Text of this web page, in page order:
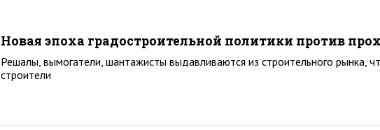
Новая эпоха градостроительной политики против
Решалы, вымогатели, шантажисты выдавливаются из строительного рынка,
строители